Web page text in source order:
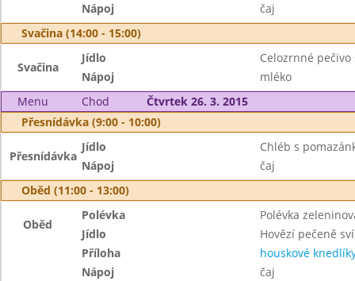
Nápoj
čaj
Svačina (14:00 - 15:00)
Svačina
Jídlo
Celozrnné
Nápoj
mléko
Menu
Chod
Čtvrtek 26. 3. 2015
Přesnídávka (9:00 - 10:00)
Přesnídávka
Jídlo
Chléb s
Nápoj
čaj
Oběd (11:00 - 13:00)
Oběd
Polévka
Polévka
Jídlo
Hovězí pečeně
Příloha
houskové
Nápoj
čaj